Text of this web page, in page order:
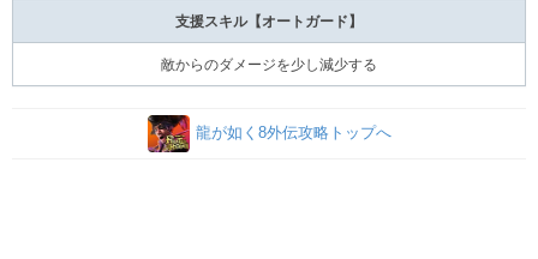
支援スキル【オートガード】
敵からのダメージを少し減少する
龍が如く8外伝攻略トップへ